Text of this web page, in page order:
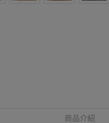
商品介紹